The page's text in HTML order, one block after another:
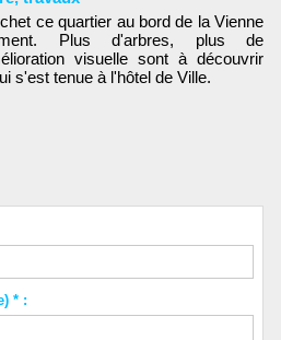
ce quartier au bord de la Vienne
Plus d'arbres, plus de
visuelle sont à découvrir
s'est tenue à l'hôtel de Ville.
* :